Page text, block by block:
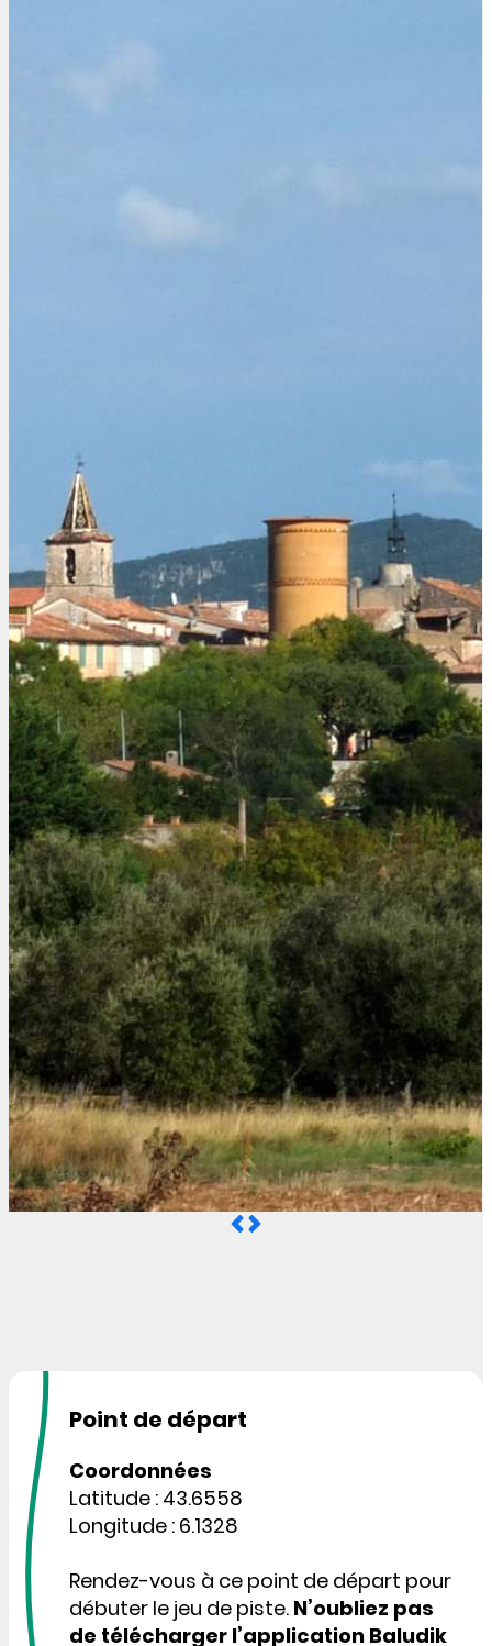
Point de départ
Coordonnées
Latitude : 43.6558
Longitude : 6.1328
Rendez-vous à ce point de départ pour
débuter le jeu de piste. N’oubliez pas
de télécharger l’application Baludik